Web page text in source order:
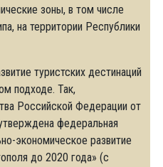
зоны, в том числе
на территории Республики
туристских дестинаций
подходе. Так,
Российской Федерации от
федеральная
экономическое развитие
до 2020 года» (с